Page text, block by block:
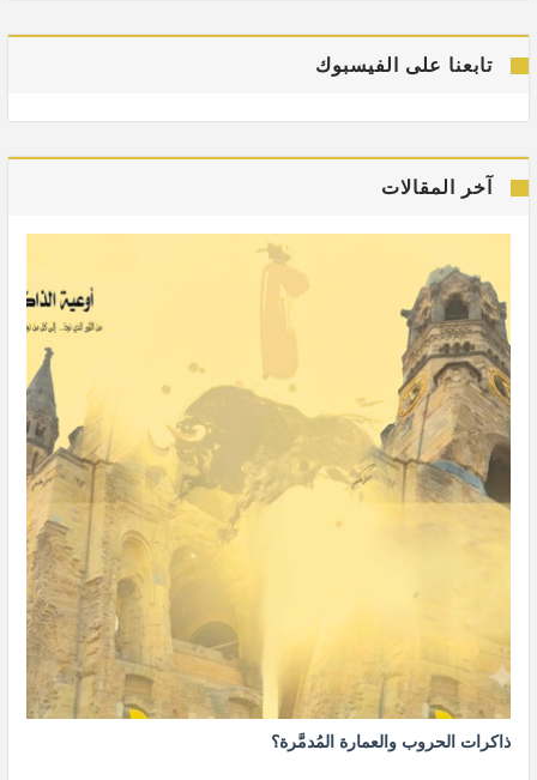
تابعنا على الفيسبوك
آخر المقالات
ذاكرات الحروب والعمارة المُدمَّرة؟